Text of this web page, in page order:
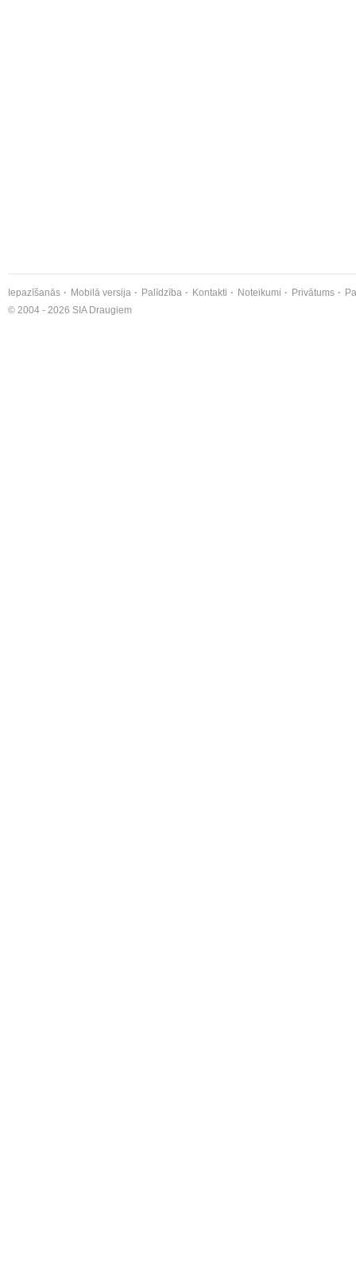
Iepazīšanās Mobilā versija Palīdzība Kontakti Noteikumi Privātums
© 2004 - 2026 SIA Draugiem